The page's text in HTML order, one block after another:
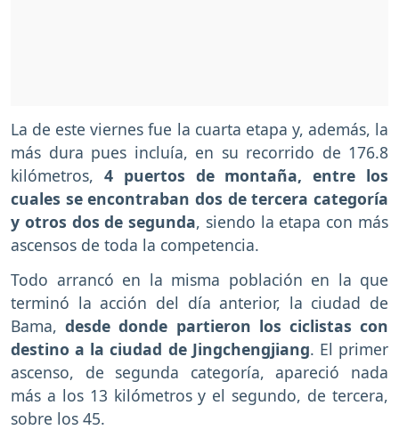
La de este viernes fue la cuarta etapa y, además, la
más dura pues incluía, en su recorrido de 176.8
kilómetros, 4 puertos de montaña, entre los
cuales se encontraban dos de tercera categoría
y otros dos de segunda, siendo la etapa con más
ascensos de toda la competencia.
Todo arrancó en la misma población en la que
terminó la acción del día anterior, la ciudad de
Bama,desde donde partieron los ciclistas con
destino a la ciudad de Jingchengjiang. El primer
ascenso, de segunda categoría, apareció nada
más a los 13 kilómetros y el segundo, de tercera,
sobre los 45.